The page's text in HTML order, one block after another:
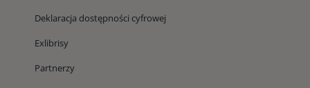
Deklaracja dostępności cyfrowej
Exlibrisy
Partnerzy